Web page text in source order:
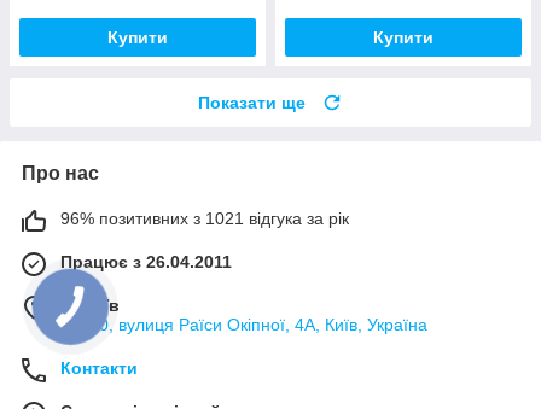
Купити Купити
Показати ще
Про нас
96% позитивних з 1021 відгука за рік
Працює з 26.04.2011
м. Київ
02000, вулиця Раїси Окіпної, 4А, Київ, Україна
Контакти